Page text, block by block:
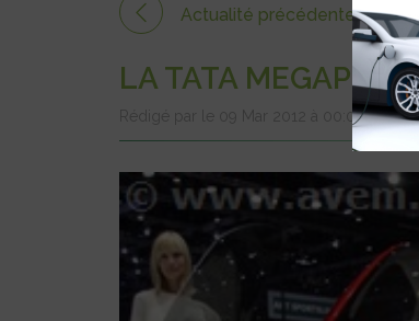
Actualité précédente
LA TATA
Rédigé par le 09 Mar 2012 à 00:00